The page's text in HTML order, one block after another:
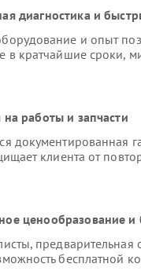
диагностика и
и опыт
в кратчайшие сроки,
на работы и запчасти
документированная
клиента от
ценообразование и
предварительная
бесплатной